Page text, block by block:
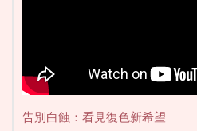
告別白蝕：看見復色新希望